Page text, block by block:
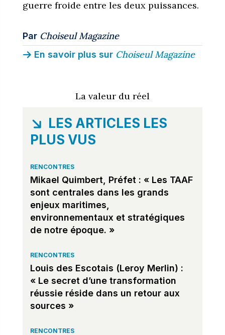
guerre froide entre les deux puissances.
Par Choiseul Magazine
En savoir plus sur Choiseul Magazine
La valeur du réel
LES ARTICLES LES
PLUS VUS
RENCONTRES
Mikael Quimbert, Préfet : « Les TAAF
sont centrales dans les grands
enjeux maritimes,
environnementaux et stratégiques
de notre époque. »
RENCONTRES
Louis des Escotais (Leroy Merlin) :
« Le secret d’une transformation
réussie réside dans un retour aux
sources »
RENCONTRES